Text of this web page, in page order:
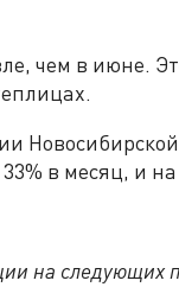
чем в июне.
в месяц, и на
на следующих